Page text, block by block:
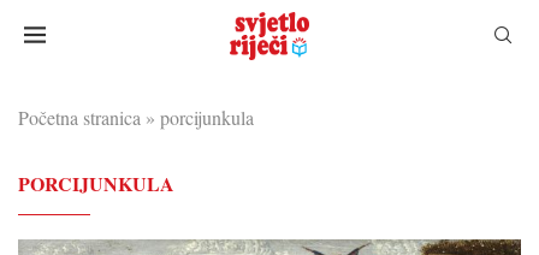
Početna stranica » porcijunkula
PORCIJUNKULA